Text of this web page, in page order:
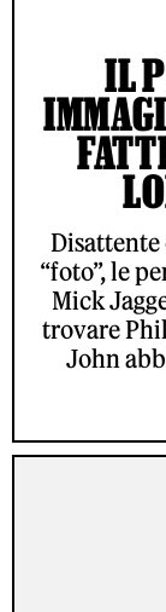
IL
“foto”, le
Mick
trovare
John